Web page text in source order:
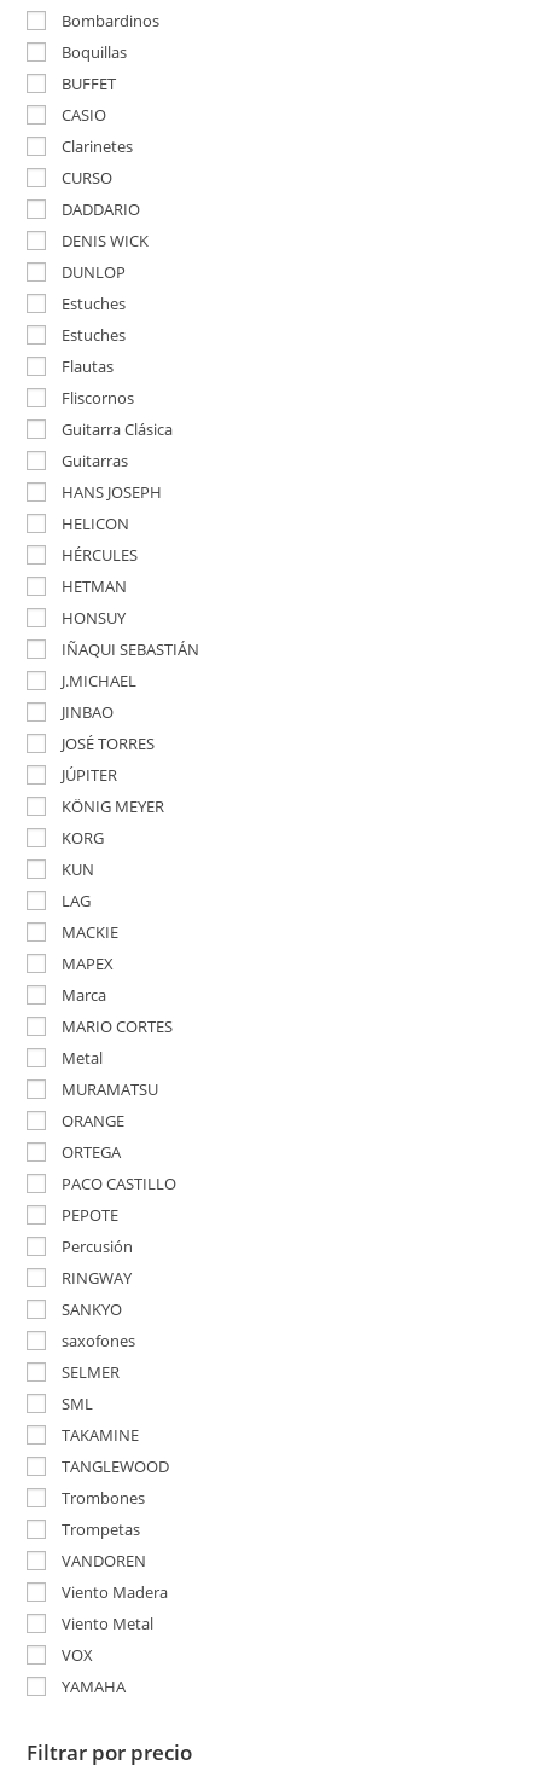
Bombardinos
Boquillas
BUFFET
CASIO
Clarinetes
CURSO
DADDARIO
DENIS WICK
DUNLOP
Estuches
Estuches
Flautas
Fliscornos
Guitarra Clásica
Guitarras
HANS JOSEPH
HELICON
HÉRCULES
HETMAN
HONSUY
IÑAQUI SEBASTIÁN
J.MICHAEL
JINBAO
JOSÉ TORRES
JÚPITER
KÖNIG MEYER
KORG
KUN
LAG
MACKIE
MAPEX
Marca
MARIO CORTES
Metal
MURAMATSU
ORANGE
ORTEGA
PACO CASTILLO
PEPOTE
Percusión
RINGWAY
SANKYO
saxofones
SELMER
SML
TAKAMINE
TANGLEWOOD
Trombones
Trompetas
VANDOREN
Viento Madera
Viento Metal
VOX
YAMAHA
Filtrar por precio